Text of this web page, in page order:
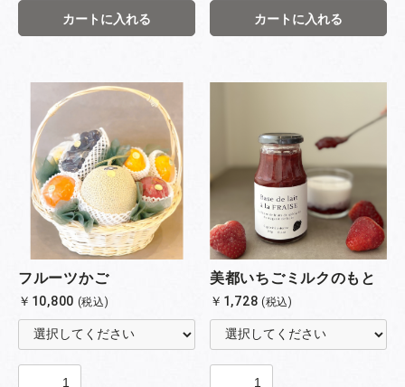
カートに入れる カートに入れる
フルーツかご
￥10,800 (税込)
美都いちごミルクのもと
￥1,728 (税込)